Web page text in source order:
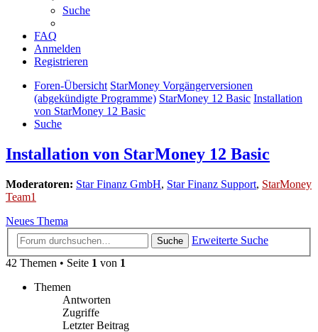
Suche
FAQ
Anmelden
Registrieren
Foren-Übersicht StarMoney Vorgängerversionen
(abgekündigte Programme) StarMoney 12 Basic Installation
von StarMoney 12 Basic
Suche
Installation von StarMoney 12 Basic
Moderatoren: Star Finanz GmbH, Star Finanz Support, StarMoney
Team1
Neues Thema
Suche
Erweiterte Suche
42 Themen • Seite 1 von 1
Themen
Antworten
Zugriffe
Letzter Beitrag